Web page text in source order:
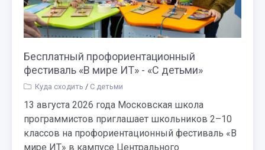
Бесплатный профориентационный
фестиваль «В мире ИТ» - «С детьми»
Куда сходить / С детьми
13 августа 2026 года Московская школа
программистов приглашает школьников 2–10
классов на профориентационный фестиваль «В
мире ИТ» в кампусе Центрального